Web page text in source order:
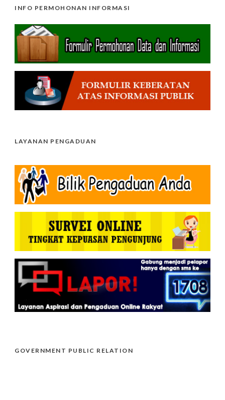
INFO PERMOHONAN INFORMASI
LAYANAN PENGADUAN
GOVERNMENT PUBLIC RELATION